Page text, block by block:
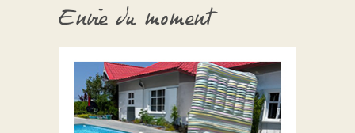
Envie du moment